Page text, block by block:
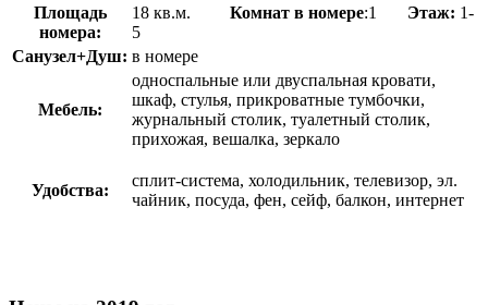
Площадь
номера:
18 кв.м. Комнат в номере:1 Этаж: 1-
5
Санузел+Душ: в номере
Мебель:
односпальные или двуспальная кровати,
шкаф, стулья, прикроватные тумбочки,
журнальный столик, туалетный столик,
прихожая, вешалка, зеркало
Удобства:
сплит-система, холодильник, телевизор, эл.
чайник, посуда, фен, сейф, балкон, интернет